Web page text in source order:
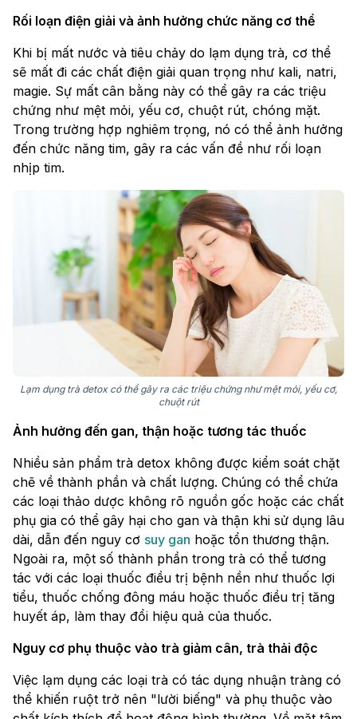
Rối loạn điện giải và ảnh hưởng chức năng cơ thể
Khi bị mất nước và tiêu chảy do lạm dụng trà, cơ thể
sẽ mất đi các chất điện giải quan trọng như kali, natri,
magie. Sự mất cân bằng này có thể gây ra các triệu
chứng như mệt mỏi, yếu cơ, chuột rút, chóng mặt.
Trong trường hợp nghiêm trọng, nó có thể ảnh hưởng
đến chức năng tim, gây ra các vấn đề như rối loạn
nhịp tim.
Lạm dụng trà detox có thể gây ra các triệu chứng như mệt mỏi, yếu cơ,
chuột rút
Ảnh hưởng đến gan, thận hoặc tương tác thuốc
Nhiều sản phẩm trà detox không được kiểm soát chặt
chẽ về thành phần và chất lượng. Chúng có thể chứa
các loại thảo dược không rõ nguồn gốc hoặc các chất
phụ gia có thể gây hại cho gan và thận khi sử dụng lâu
dài, dẫn đến nguy cơ suy gan hoặc tổn thương thận.
Ngoài ra, một số thành phần trong trà có thể tương
tác với các loại thuốc điều trị bệnh nền như thuốc lợi
tiểu, thuốc chống đông máu hoặc thuốc điều trị tăng
huyết áp, làm thay đổi hiệu quả của thuốc.
Nguy cơ phụ thuộc vào trà giảm cân, trà thải độc
Việc lạm dụng các loại trà có tác dụng nhuận tràng có
thể khiến ruột trở nên "lười biếng" và phụ thuộc vào